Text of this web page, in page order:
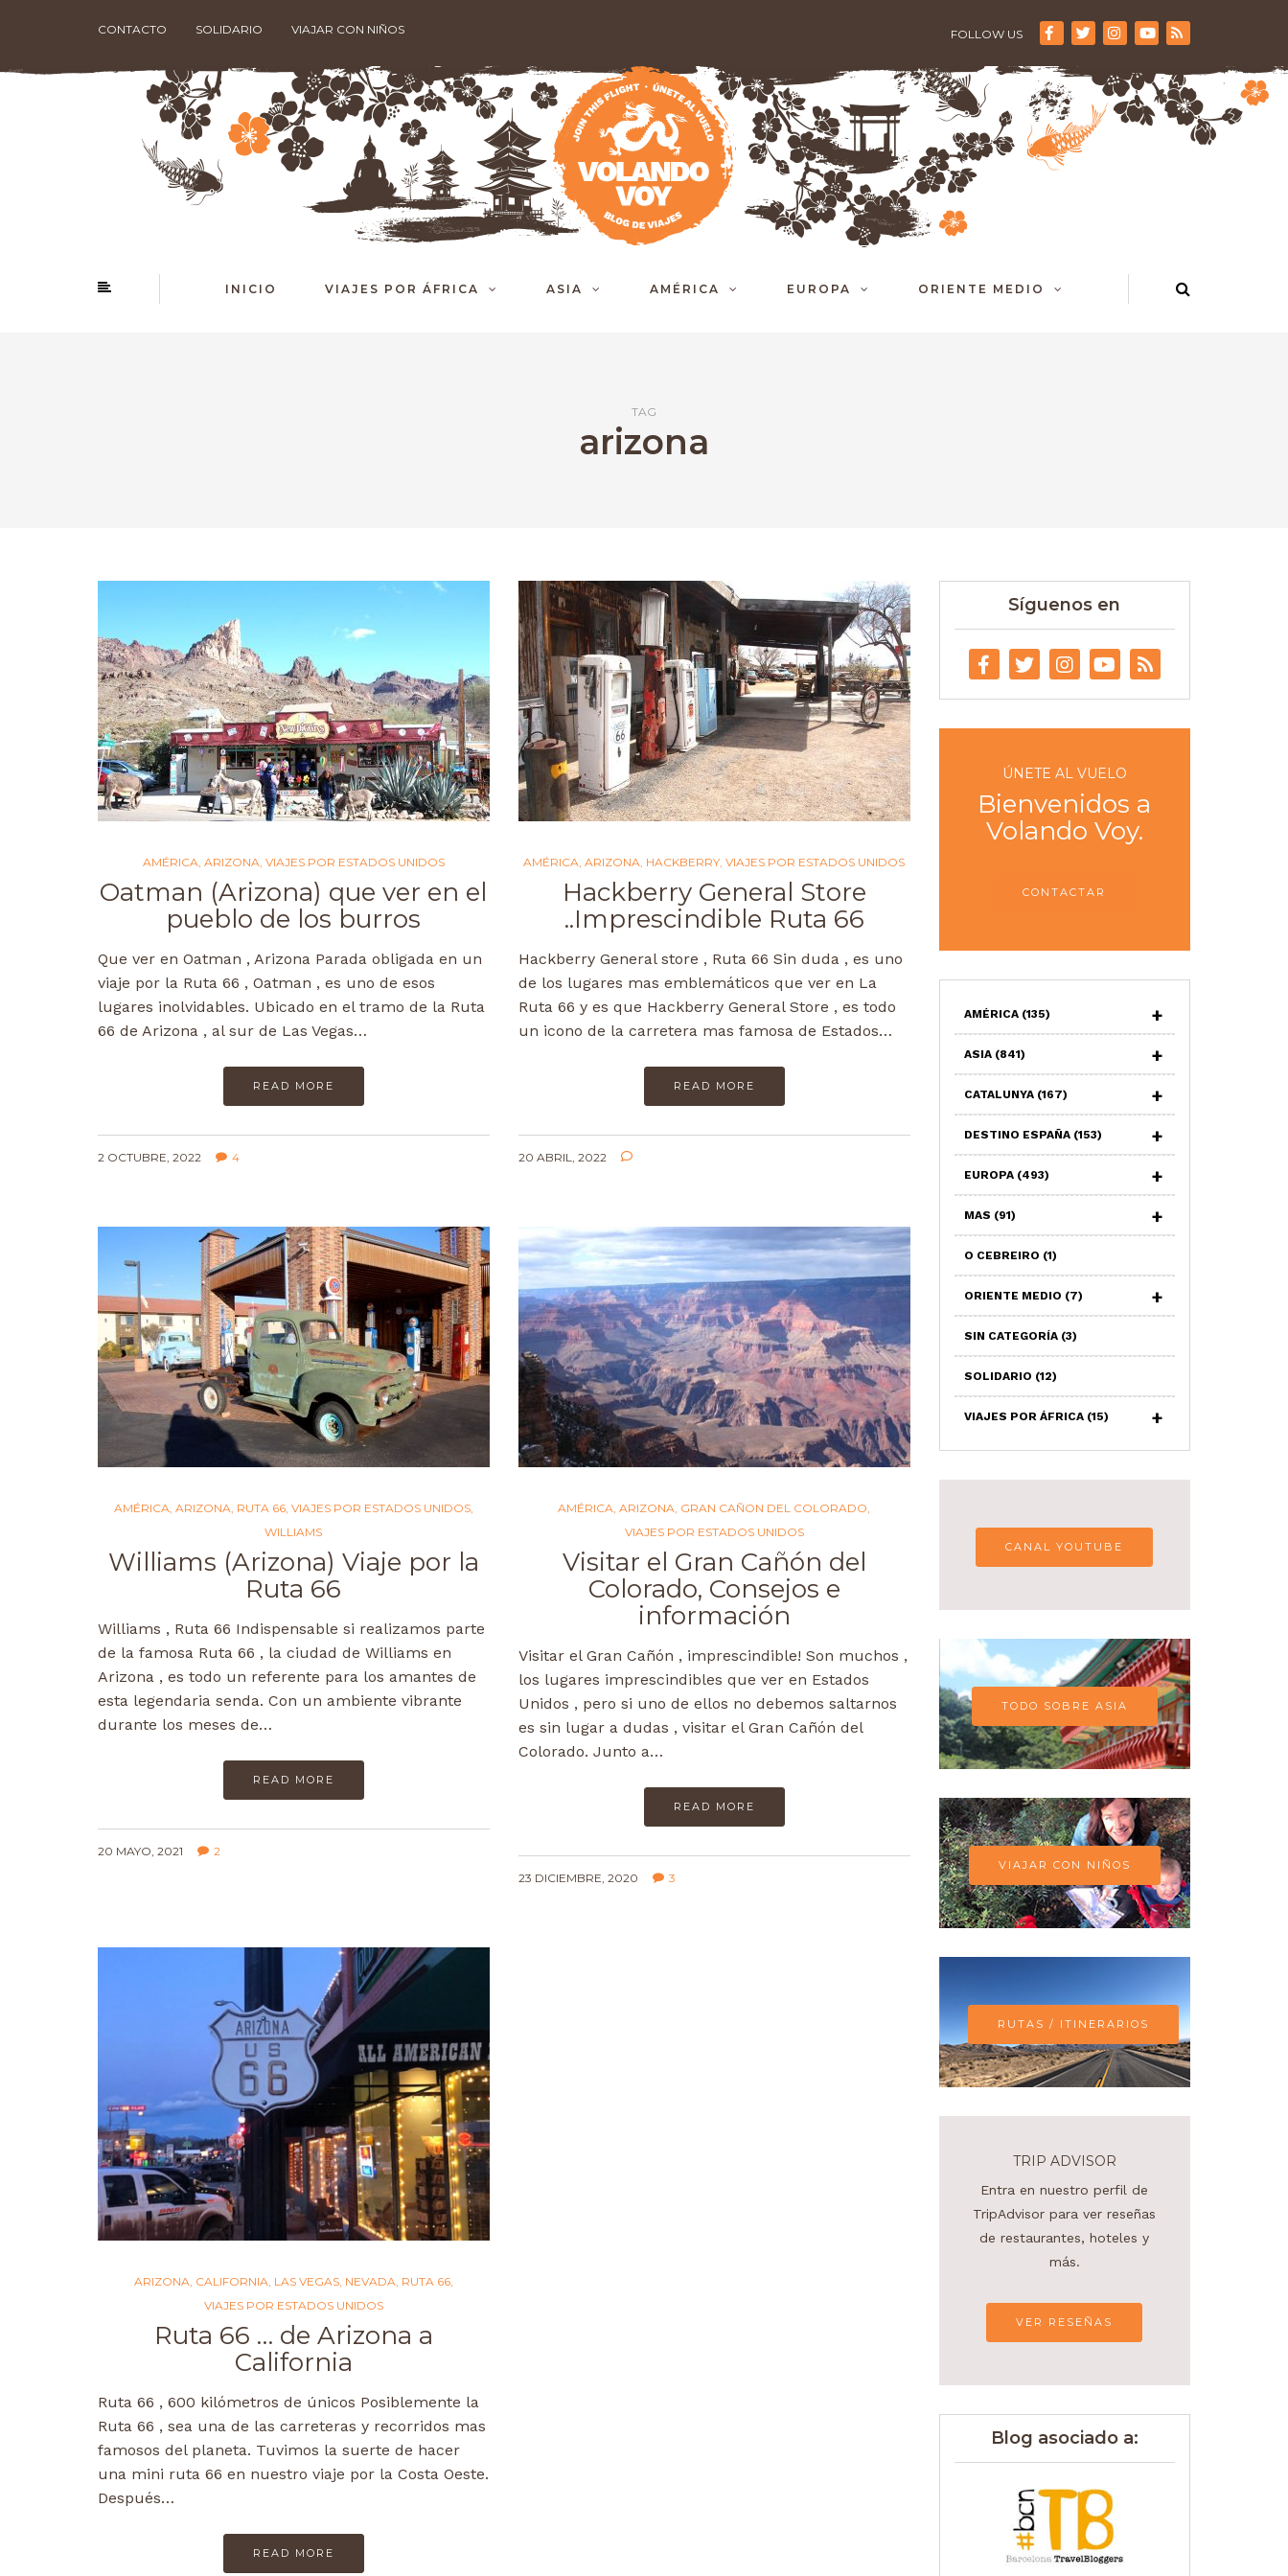
CONTACTO SOLIDARIO VIAJAR CON NIÑOS FOLLOW US
INICIO VIAJES POR ÁFRICA ASIA AMÉRICA EUROPA ORIENTE MEDIO
TAG
arizona
AMÉRICA ARIZONA VIAJES POR ESTADOS UNIDOS
Oatman (Arizona) que ver en el
pueblo de los burros
Que ver en Oatman , Arizona Parada obligada en un
viaje por la Ruta 66 , Oatman , es uno de esos
lugares inolvidables. Ubicado en el tramo de la Ruta
66 de Arizona , al sur de Las Vegas…
READ MORE
2 OCTUBRE, 2022 4
AMÉRICA ,ARIZONA HACKBERRY ,VIAJES POR ESTADOS UNIDOS
Hackberry General Store
..Imprescindible Ruta 66
Hackberry General store , Ruta 66 Sin duda , es uno
de los lugares mas emblemáticos que ver en La
Ruta 66 y es que Hackberry General Store , es todo
un icono de la carretera mas famosa de Estados…
READ MORE
20 ABRIL, 2022
AMÉRICA ARIZONA RUTA 66, VIAJES POR ESTADOS UNIDOS,
WILLIAMS
Williams (Arizona) Viaje por la
Ruta 66
Williams , Ruta 66 Indispensable si realizamos parte
de la famosa Ruta 66 , la ciudad de Williams en
Arizona , es todo un referente para los amantes de
esta legendaria senda. Con un ambiente vibrante
durante los meses de…
READ MORE
20 MAYO, 2021 2
AMÉRICA ,ARIZONA GRAN CAÑON DEL COLORADO
VIAJES POR ESTADOS UNIDOS
Visitar el Gran Cañón del
Colorado, Consejos e
información
Visitar el Gran Cañón , imprescindible! Son muchos ,
los lugares imprescindibles que ver en Estados
Unidos , pero si uno de ellos no debemos saltarnos
es sin lugar a dudas , visitar el Gran Cañón del
Colorado. Junto a…
READ MORE
23 DICIEMBRE, 2020 3
ARIZONA, CALIFORNIA, LAS VEGAS, NEVADA, RUTA 66,
VIAJES POR ESTADOS UNIDOS
Ruta 66 … de Arizona a
California
Ruta 66 , 600 kilómetros de únicos Posiblemente la
Ruta 66 , sea una de las carreteras y recorridos mas
famosos del planeta. Tuvimos la suerte de hacer
una mini ruta 66 en nuestro viaje por la Costa Oeste.
Después…
READ MORE
Síguenos en
ÚNETE AL VUELO
Bienvenidos a
Volando Voy.
CONTACTAR
AMÉRICA (135)
ASIA (841)
CATALUNYA (167)
DESTINO ESPAÑA (153)
EUROPA (493)
MAS (91)
O CEBREIRO (1)
ORIENTE MEDIO (7)
SIN CATEGORÍA (3)
SOLIDARIO (12)
VIAJES POR ÁFRICA (15)
CANAL YOUTUBE
TODO SOBRE ASIA
VIAJAR CON NIÑOS
RUTAS / ITINERARIOS
TRIP ADVISOR
Entra en nuestro perfil de
TripAdvisor para ver reseñas
de restaurantes, hoteles y
más.
VER RESEÑAS
Blog asociado a: